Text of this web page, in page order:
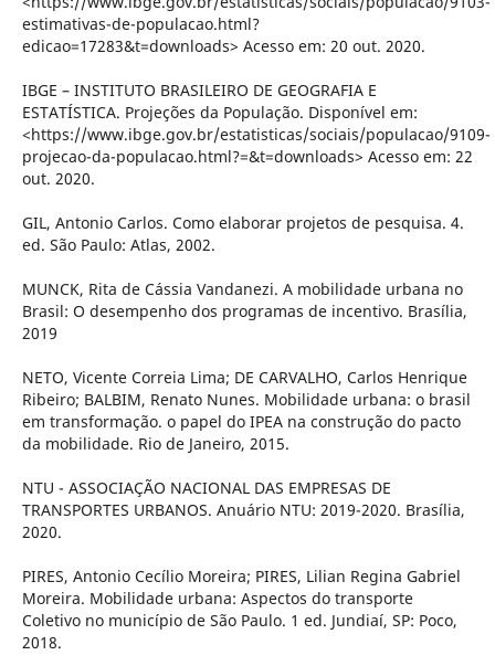
estimativas-de-populacao.html?
edicao=17283&t=downloads> Acesso em: 20 out. 2020.
IBGE – INSTITUTO BRASILEIRO DE GEOGRAFIA E
ESTATÍSTICA. Projeções da População. Disponível em:
<https://www.ibge.gov.br/estatisticas/sociais/populacao/9109-
projecao-da-populacao.html?=&t=downloads> Acesso em: 22
out. 2020.
GIL, Antonio Carlos. Como elaborar projetos de pesquisa. 4.
ed. São Paulo: Atlas, 2002.
MUNCK, Rita de Cássia Vandanezi. A mobilidade urbana no
Brasil: O desempenho dos programas de incentivo. Brasília,
2019
NETO, Vicente Correia Lima; DE CARVALHO, Carlos Henrique
Ribeiro; BALBIM, Renato Nunes. Mobilidade urbana: o brasil
em transformação. o papel do IPEA na construção do pacto
da mobilidade. Rio de Janeiro, 2015.
NTU - ASSOCIAÇÃO NACIONAL DAS EMPRESAS DE
TRANSPORTES URBANOS. Anuário NTU: 2019-2020. Brasília,
2020.
PIRES, Antonio Cecílio Moreira; PIRES, Lilian Regina Gabriel
Moreira. Mobilidade urbana: Aspectos do transporte
Coletivo no município de São Paulo. 1 ed. Jundiaí, SP: Poco,
2018.